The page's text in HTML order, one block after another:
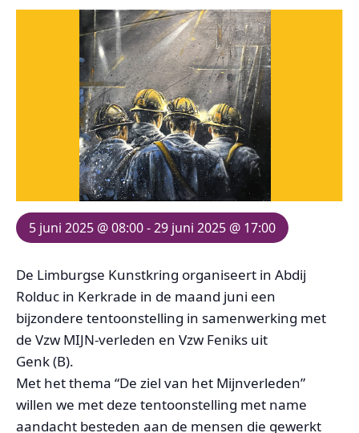
5 juni 2025 @ 08:00-29 juni 2025 @ 17:00
De Limburgse Kunstkring organiseert in Abdij
Rolduc in Kerkrade in de maand juni een
bijzondere tentoonstelling in samenwerking met
de Vzw MIJN-verleden en Vzw Feniks uit
Genk (B).
Met het thema “De ziel van het Mijnverleden”
willen we met deze tentoonstelling met name
aandacht besteden aan de mensen die gewerkt